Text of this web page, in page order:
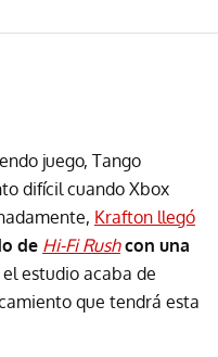
juego, Tango
difícil cuando Xbox
Krafton llegó
de Hi-Fi Rush con una
estudio acaba de
que tendrá esta